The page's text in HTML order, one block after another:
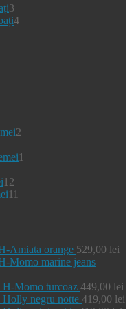
3
produse
44
2
1
12
produse
11
Amiata orange 529,00 lei
Momo marine jeans
H-Momo turcoaz 449,00 lei
Holly negru notte 419,00 lei